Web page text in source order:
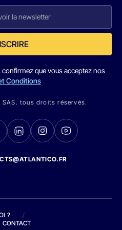
que vous acceptez nos
Conditions
tous droits réservés.
?
/
CONTACT